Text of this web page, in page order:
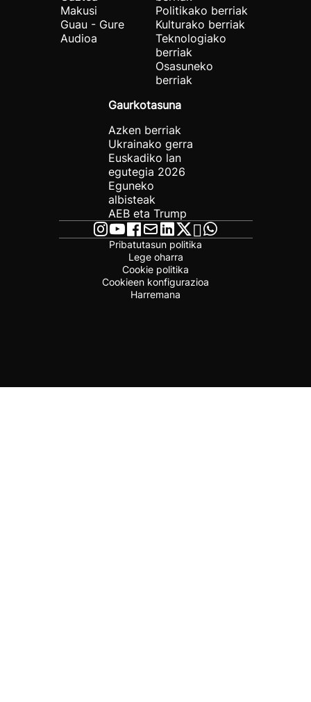
Makusi
Guau - Gure
Audioa
Politikako berriak
Kulturako berriak
Teknologiako
berriak
Osasuneko
berriak
Gaurkotasuna
Azken berriak
Ukrainako gerra
Euskadiko lan
egutegia 2026
Eguneko
albisteak
AEB eta Trump
Pribatutasun politika
Lege oharra
Cookie politika
Cookieen konfigurazioa
Harremana